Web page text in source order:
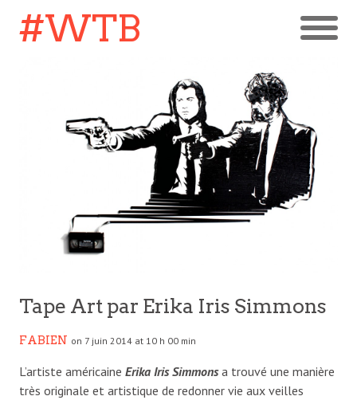
#WTB
Tape Art par Erika Iris Simmons
FABIEN on 7 juin 2014 at 10 h 00 min
L’artiste américaine Erika Iris Simmonsa trouvé une manière
très originale et artistique de redonner vie aux veilles